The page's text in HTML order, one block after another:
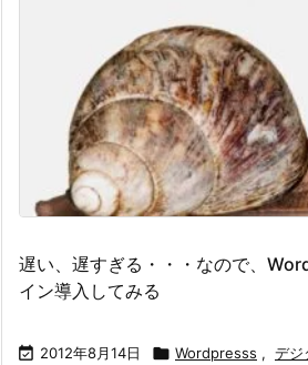
遅い、遅すぎる・・・なので、
イン導入してみる
 2012年8月14日  Wordpresss , デジ